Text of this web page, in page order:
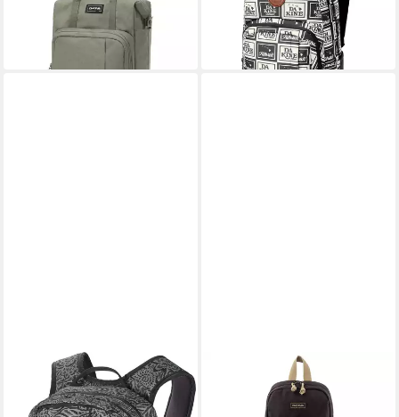
74,95 € UVP89,95 €
in 3-4 Werktagen bei dir
ab 64,30 € UVP79,95 €
in 3-4 Werktagen bei dir
DAKINE
Freizeitrucksack Campus M
25L Rucksack mit
Freizeitrucksack Detention
Mini Sling 8 L